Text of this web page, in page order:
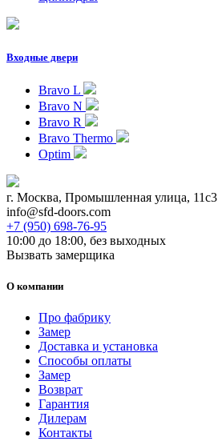
Входные двери
Bravo L
Bravo N
Bravo R
Bravo Thermo
Optim
г. Москва, Промышленная улица, 11с3
info@sfd-doors.com
+7 (950) 698-76-95
10:00 до 18:00, без выходных
Вызвать замерщика
О компании
Про фабрику
Замер
Доставка и установка
Способы оплаты
Замер
Возврат
Гарантия
Дилерам
Контакты